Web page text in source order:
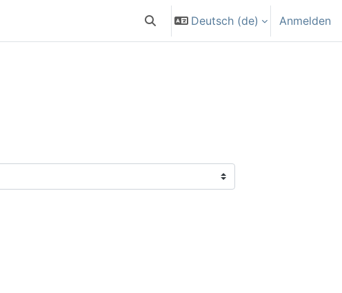
Sucheingabe umschalten
Deutsch ‎(de)‎ Anmelden